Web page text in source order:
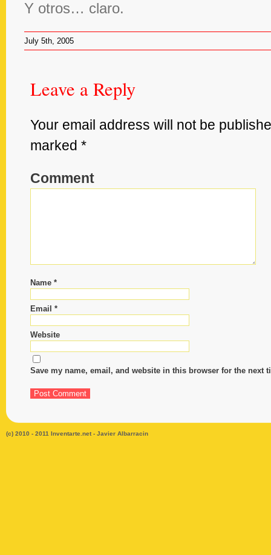
Y otros… claro.
July 5th, 2005
Leave
Reply
Your
will
marked
Comment
Name
Email
Leave a Reply
Your email address will not be
marked *
Comment
Name *
Email *
Website
Save my name, email, and website in this browser for the next
(c) 2010 - 2011 Inventarte.net - Javier Albarracin